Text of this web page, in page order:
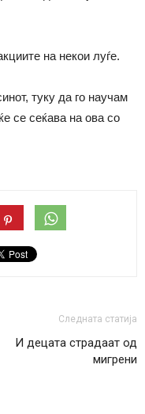
на некои луѓе.
туку да го научам
се сеќава на ова со
Следната статија
И децата страдаат од
мигрени